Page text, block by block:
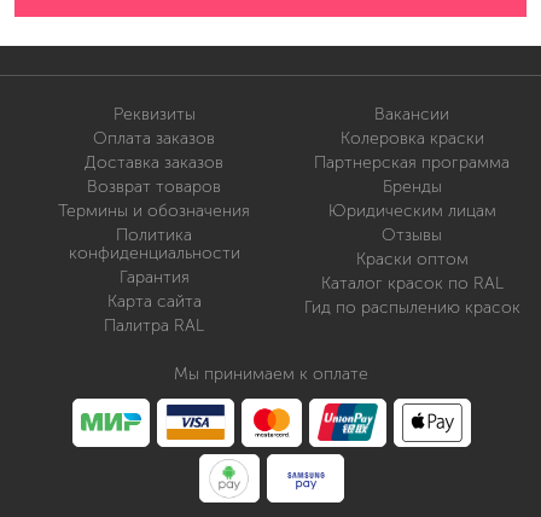
Реквизиты
Оплата заказов
Доставка заказов
Возврат товаров
Термины и обозначения
Политика
конфиденциальности
Гарантия
Карта сайта
Палитра RAL
Вакансии
Колеровка краски
Партнерская программа
Бренды
Юридическим лицам
Отзывы
Краски оптом
Каталог красок по RAL
Гид по распылению красок
Мы принимаем к оплате